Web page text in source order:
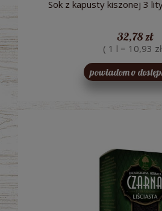
Sok z kapusty kiszonej 3
32,78 zł
( 1 l = 10,93
powiadom o